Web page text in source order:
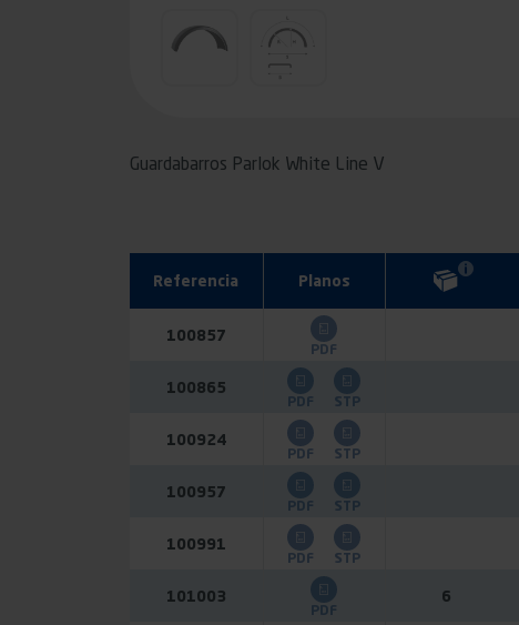
Guardabarros Parlok White Line V
Referencia Planos
100857
PDF
100865
PDF STP
100924
PDF STP
100957
PDF STP
100991
PDF STP
101003
PDF
6